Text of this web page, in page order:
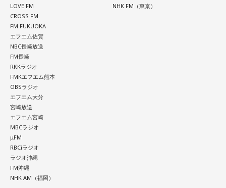
夏休み期間中ということもあり、旅行や帰省を予定している
人にとっては、暦を意識するきっかけになるかもしれませ
ん。
もちろん、安全な旅行のためには、天候や交通情報を確認
し、余裕を持ったスケジュールを立てることが何より大切で
す。
■2026年8月8日に向いているとされること
2026年8月8日は、寅の日と先勝が重なる日です。暦を意識す
る人の中には、次のような予定をこの日に合わせる人もいま
す。
・財布を新調する、または使い始める
・銀行口座を開設する
LOVE FM
CROSS FM
FM FUKUOKA
エフエム佐賀
NBC長崎放送
FM長崎
RKKラジオ
FMKエフエム熊本
OBSラジオ
エフエム大分
宮崎放送
エフエム宮崎
MBCラジオ
μFM
RBCiラジオ
ラジオ沖縄
FM沖縄
NHK AM（福岡）
NHK FM（東京）